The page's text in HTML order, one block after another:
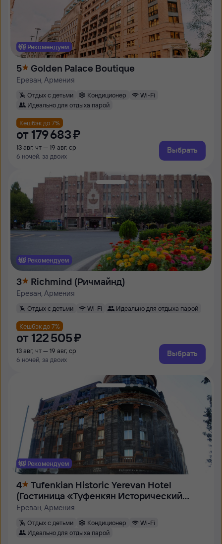
Рекомендуем
5 Golden Palace Boutique
Ереван, Армения
Отдых с детьми Кондиционер
Wi-Fi
Идеально для отдыха парой
Кешбэк до 7%
от 179 ⁠683 ⁠₽
13 авг, чт — 19 авг, ср
6 ночей, за двоих
Выбрать
Рекомендуем
3 Richmind (Ричмайнд)
Ереван, Армения
Отдых с детьми Wi-Fi Идеально для отдыха парой
Кешбэк до 7%
от 122 ⁠505 ⁠₽
13 авг, чт — 19 авг, ср
6 ночей, за двоих
Выбрать
Рекомендуем
4
Tufenkian Historic Yerevan Hotel
(Гостиница «Туфенкян Исторический
Ереван»)
Ереван, Армения
Отдых с детьми Кондиционер
Wi-Fi
Идеально для отдыха парой